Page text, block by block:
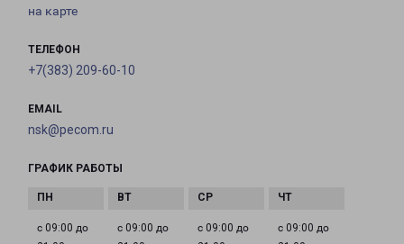
на карте
ТЕЛЕФОН
+7(383) 209-60-10
EMAIL
nsk@pecom.ru
ГРАФИК РАБОТЫ
с 09:00 до
с 09:00 до
с 09:00 до
с 09:00 до